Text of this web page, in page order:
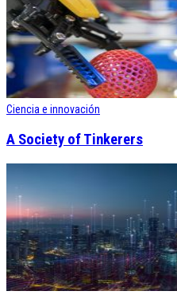
Ciencia e innovación
A Society of Tinkerers